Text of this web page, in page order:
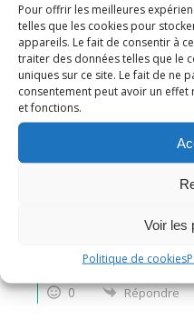
Pour offrir les meilleures
telles que les cookies pour
appareils. Le fait de consentir à
traiter des données telles que le
uniques sur ce site. Le fait de ne
consentement peut avoir un
et fonctions.
Voir les
Politique de cookies
Barbara
il y a 4 années
délicieuse aérienne merci
Barbara
Merci beaucoup pour
0
Répondre